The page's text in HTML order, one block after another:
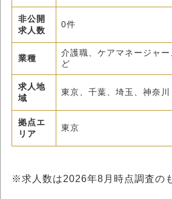
非公開
求人数
0件
業種
介護職、ケアマネージャ
ど
求人地
域
東京、千葉、埼玉、神奈川
拠点エ
リア
東京
※求人数は2026年8月 時点調査の